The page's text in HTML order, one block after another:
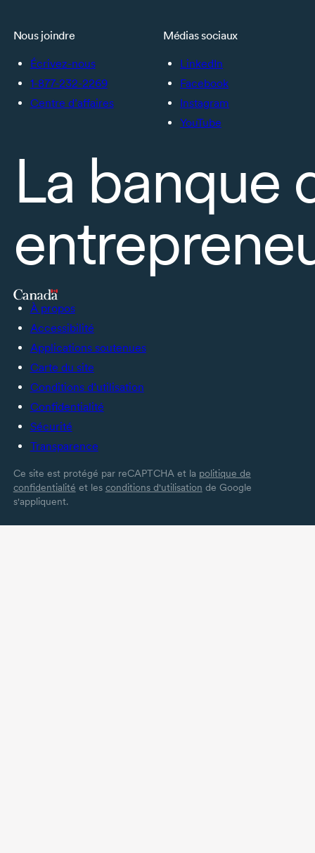
Nous joindre
Écrivez-nous
1-877-232-2269
Centre d’affaires
Médias sociaux
LinkedIn
Facebook
Instagram
YouTube
La banque
À propos
Accessibilité
Applications soutenues
Carte du site
Conditions d’utilisation
Confidentialité
Sécurité
Transparence
Ce site est protégé par reCAPTCHA et la politique de
confidentialité et les conditions d'utilisation de Google
s'appliquent.